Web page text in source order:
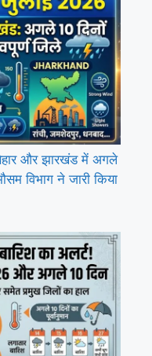
और झारखंड में अगले
विभाग ने जारी किया